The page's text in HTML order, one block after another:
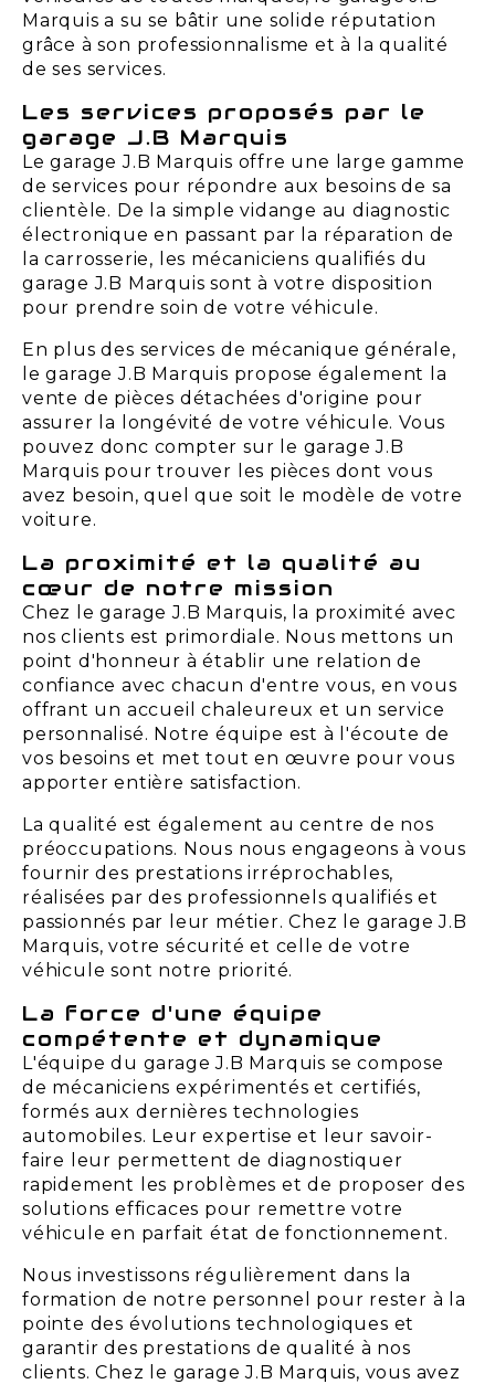
Marquis a su se bâtir une solide réputation
grâce à son professionnalisme et à la qualité
de ses services.
Les services proposés par le
garage J.B Marquis
Le garage J.B Marquis offre une large gamme
de services pour répondre aux besoins de sa
clientèle. De la simple vidange au diagnostic
électronique en passant par la réparation de
la carrosserie, les mécaniciens qualifiés du
garage J.B Marquis sont à votre disposition
pour prendre soin de votre véhicule.
En plus des services de mécanique générale,
le garage J.B Marquis propose également la
vente de pièces détachées d'origine pour
assurer la longévité de votre véhicule. Vous
pouvez donc compter sur le garage J.B
Marquis pour trouver les pièces dont vous
avez besoin, quel que soit le modèle de votre
voiture.
La proximité et la qualité au
cœur de notre mission
Chez le garage J.B Marquis, la proximité avec
nos clients est primordiale. Nous mettons un
point d'honneur à établir une relation de
confiance avec chacun d'entre vous, en vous
offrant un accueil chaleureux et un service
personnalisé. Notre équipe est à l'écoute de
vos besoins et met tout en œuvre pour vous
apporter entière satisfaction.
La qualité est également au centre de nos
préoccupations. Nous nous engageons à vous
fournir des prestations irréprochables,
réalisées par des professionnels qualifiés et
passionnés par leur métier. Chez le garage J.B
Marquis, votre sécurité et celle de votre
véhicule sont notre priorité.
La force d'une équipe
compétente et dynamique
L'équipe du garage J.B Marquis se compose
de mécaniciens expérimentés et certifiés,
formés aux dernières technologies
automobiles. Leur expertise et leur savoir-
faire leur permettent de diagnostiquer
rapidement les problèmes et de proposer des
solutions efficaces pour remettre votre
véhicule en parfait état de fonctionnement.
Nous investissons régulièrement dans la
formation de notre personnel pour rester à la
pointe des évolutions technologiques et
garantir des prestations de qualité à nos
clients. Chez le garage J.B Marquis, vous avez